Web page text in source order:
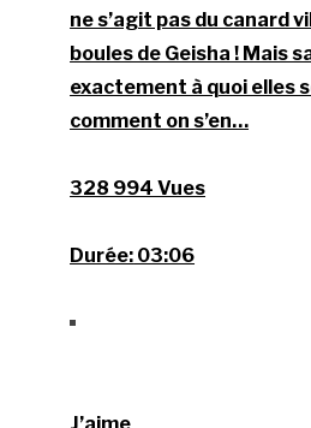
ne s’agit pas du canard
boules de Geisha ! Mais
exactement à quoi elles
comment on s’en…
328 994 Vues
Durée: 03:06